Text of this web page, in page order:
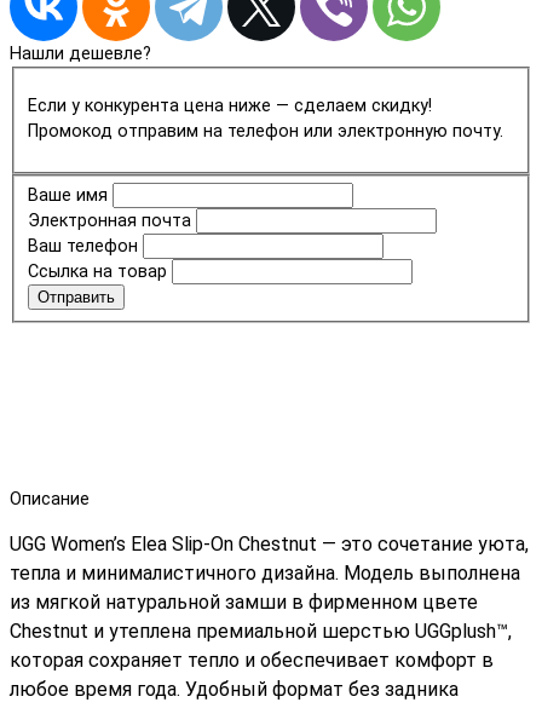
Нашли дешевле?
Если у конкурента цена ниже — сделаем скидку!
Промокод отправим на телефон или электронную почту.
Ваше имя
Электронная почта
Ваш телефон
Ссылка на товар
Отправить
Описание
UGG Women’s Elea Slip-On Chestnut — это сочетание уюта,
тепла и минималистичного дизайна. Модель выполнена
из мягкой натуральной замши в фирменном цвете
Chestnut и утеплена премиальной шерстью UGGplush™,
которая сохраняет тепло и обеспечивает комфорт в
любое время года. Удобный формат без задника